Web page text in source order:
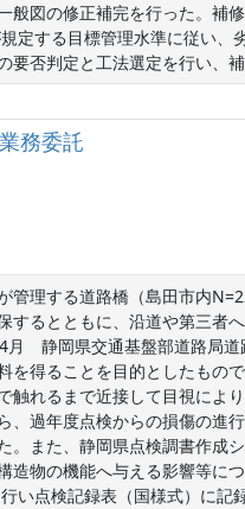
般図の修正補完を行った。補
定する目標管理水準に従い
要否判定と工法選定を行い、補
務委託
管理する道路橋（島田市内
するとともに、沿道や第三者
月　静岡県交通基盤部道路局
を得ることを目的としたもの
触れるまで近接して目視によ
、過年度点検からの損傷の進
。また、静岡県点検調書作成
造物の機能へ与える影響等に
い点検記録表（国様式）に記